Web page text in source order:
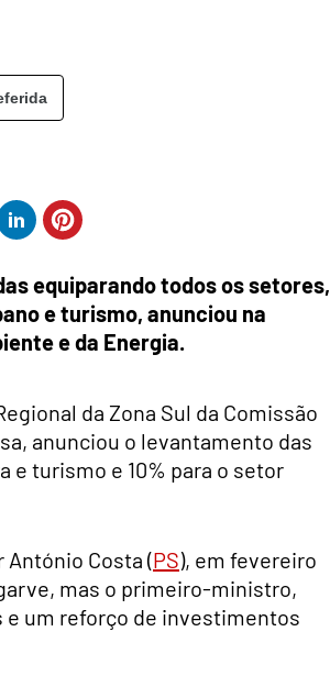
equiparando todos os setores,
e turismo, anunciou na
e da Energia.
da Zona Sul da Comissão
anunciou o levantamento das
e turismo e 10% para o setor
Costa (PS), em fevereiro
mas o primeiro-ministro,
e um reforço de investimentos